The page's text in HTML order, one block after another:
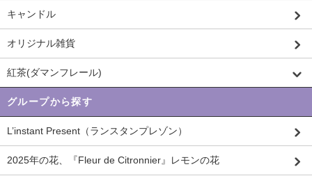
キャンドル
オリジナル雑貨
紅茶(ダマンフレール)
グループから探す
L’instant Present（ランスタンプレゾン）
2025年の花、『Fleur de Citronnier』レモンの花